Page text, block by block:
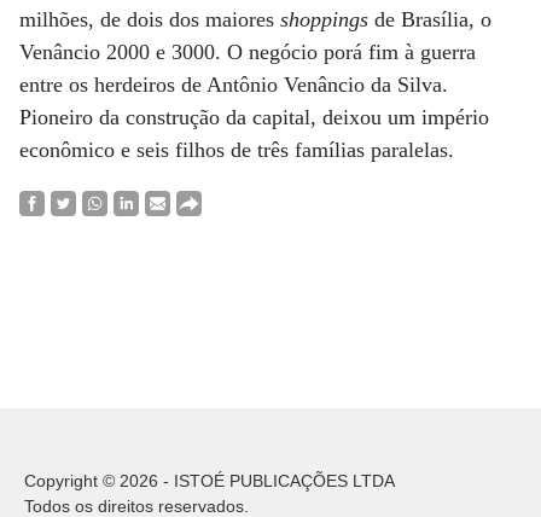
milhões, de dois dos maiores shoppings de Brasília, o
Venâncio 2000 e 3000. O negócio porá fim à guerra
entre os herdeiros de Antônio Venâncio da Silva.
Pioneiro da construção da capital, deixou um império
econômico e seis filhos de três famílias paralelas.
Copyright © 2026 - ISTOÉ PUBLICAÇÕES LTDA
Todos os direitos reservados.